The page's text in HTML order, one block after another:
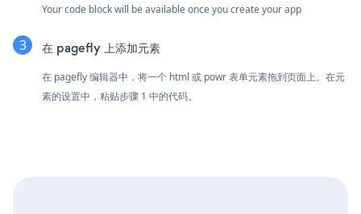
Your code block will be available once you create your app
在 pagefly 上添加元素
在 pagefly 编辑器中，将一个 html 或 powr 表单元素拖到页面上。在元
素的设置中，粘贴步骤 1 中的代码。